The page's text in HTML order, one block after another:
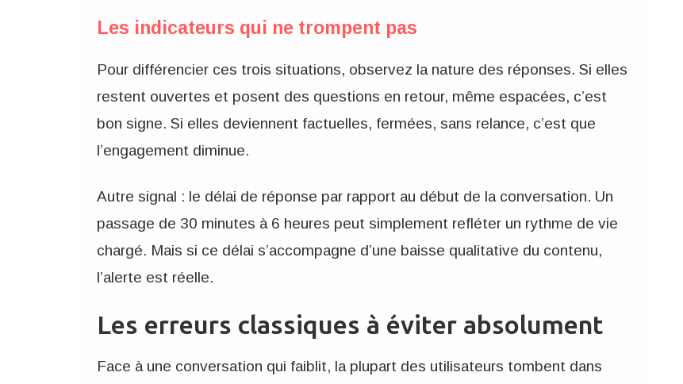
Les indicateurs qui ne trompent pas
Pour différencier ces trois situations, observez la nature des réponses. Si elles
restent ouvertes et posent des questions en retour, même espacées, c’est
bon signe. Si elles deviennent factuelles, fermées, sans relance, c’est que
l’engagement diminue.
Autre signal : le délai de réponse par rapport au début de la conversation. Un
passage de 30 minutes à 6 heures peut simplement refléter un rythme de vie
chargé. Mais si ce délai s’accompagne d’une baisse qualitative du contenu,
l’alerte est réelle.
Les erreurs classiques à éviter absolument
Face à une conversation qui faiblit, la plupart des utilisateurs tombent dans